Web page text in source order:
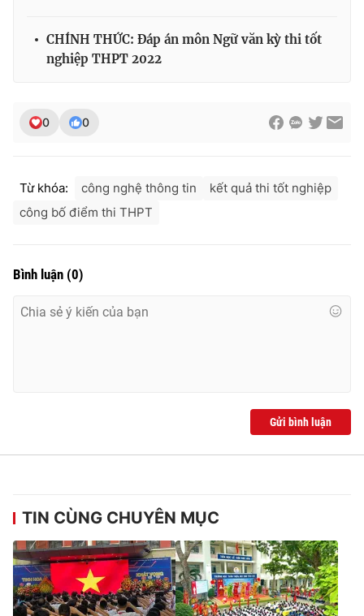
toasoan@vtv.vn
Liên hệ quảng cáo:024-7300.7108
® Cấm sao chép dưới mọi hình thức nếu không có sự chấp
thông tin từ website này.
CHÍNH THỨC: Đáp án môn Ngữ văn kỳ thi tốt
nghiệp THPT 2022
0 0
Từ khóa: công nghệ thông tin
kết quả thi tốt nghiệp
công bố điểm thi THPT
Bình luận (0)
Gửi bình luận
TIN CÙNG CHUYÊN MỤC